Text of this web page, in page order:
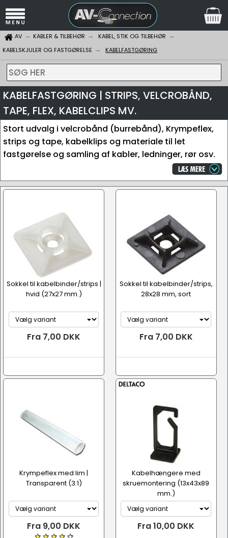
AV KABLER & TILBEHØR
KABEL, STIK OG TILBEHØR
KABELSKJULER OG FASTGØRELSE
KABELFASTGØRING
SØG HER
KABELFASTGØRING | STRIPS, VELCROBÅND,
TAPE, FLEX, KABELCLIPS MV.
Stort udvalg i velcrobånd (burrebånd), Krympeflex,
strips og tape, kabelklips og materiale til let
fastgørelse og samling af kabler, ledninger, rør osv.
Sokkel til kabelbinder/strips |
hvid (27x27 mm.)
Fra 7,00 DKK
Sokkel til kabelbinder/strips,
28x28 mm, sort
Fra 7,00 DKK
Krympeflex med lim |
Transparent (3:1)
Fra 9,00 DKK
Kabelhængere med
skruemontering (13x43x89
mm.)
Fra 10,00 DKK